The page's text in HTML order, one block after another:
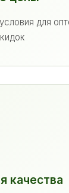
для
качества